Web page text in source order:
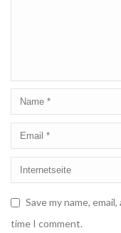
Save my name,
time I comment.